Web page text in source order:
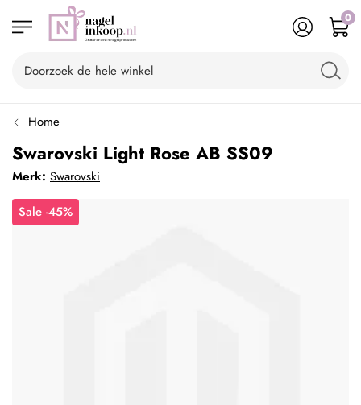
0
Home
Swarovski Light Rose AB SS09
Merk: Swarovski
Sale -45%